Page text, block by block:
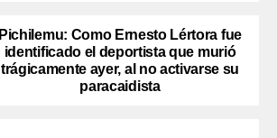
Pichilemu: Como Ernesto Lértora fue
identificado el deportista que murió
trágicamente ayer, al no activarse su
paracaidista